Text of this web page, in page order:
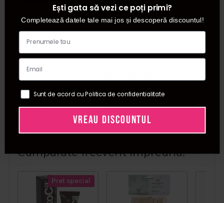
✅Procosmetic este distribuitor autorizat Lakme.
Detalii
SKU
Categorii
Oxidanti
Brand
Lakme
Cumparate frecvent impreuna:
Pret special
Ești gata să vezi ce poți primi?
Completează datele tale mai jos și descoperă discountul!
Sunt de acord cu Politica de confidentialitate
VREAU DISCOUNTUL